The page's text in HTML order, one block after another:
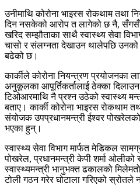
उनीमाथि कोरोना भाइरस रोकथाम तथा
दिन नसकेको आरोप त लागेको छ नै,
खरिद सम्झौताका साथै स्वास्थ्य सेवा
चासो र संलग्नता देखाउन थालेपछि
बढेको छ।
कार्कीले कोरोना नियन्त्रण प्रयोजनका
अनुकूलका आपूर्तिकर्तालाई ठेक्का
टिओआरमाथि नै प्रश्न उठेको स्वास्थ्य
बताए। कार्की कोरोना भाइरस रोकथाम
संयोजक उपप्रधानमन्त्री ईश्वर
भएका हुन्।
स्वास्थ्य सेवा विभाग मार्फत मेडिकल
पोखरेल, प्रधानमन्त्री केपी शर्मा
स्वास्थ्यमन्त्री भानुभक्त ढकालको
टोली गठन गरेर घोटाला गरिएको स्रोतले